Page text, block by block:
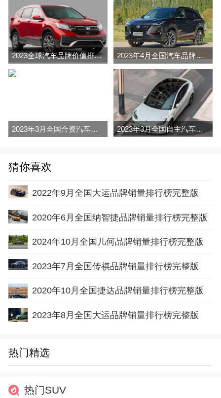
2023全球汽车品牌价值排行榜（Brand Finance 2023年4月全国汽车品牌销量排行榜完整版
2023年3月全国合资汽车品牌销量排行榜完整版 2023年3月全国自主汽车品牌销量排行榜完整版
猜你喜欢
2022年9月全国大运品牌销量排行榜完整版
2020年6月全国纳智捷品牌销量排行榜完整版
2024年10月全国几何品牌销量排行榜完整版
2023年7月全国传祺品牌销量排行榜完整版
2020年10月全国捷达品牌销量排行榜完整版
2023年8月全国大运品牌销量排行榜完整版
热门精选
热门SUV